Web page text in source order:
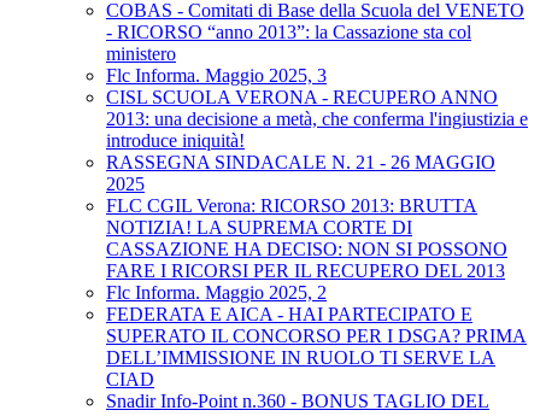
COBAS - Comitati di Base della Scuola del VENETO
- RICORSO “anno 2013”: la Cassazione sta col
ministero
Flc Informa. Maggio 2025, 3
CISL SCUOLA VERONA - RECUPERO ANNO
2013: una decisione a metà, che conferma l'ingiustizia e
introduce iniquità!
RASSEGNA SINDACALE N. 21 - 26 MAGGIO
2025
FLC CGIL Verona: RICORSO 2013: BRUTTA
NOTIZIA! LA SUPREMA CORTE DI
CASSAZIONE HA DECISO: NON SI POSSONO
FARE I RICORSI PER IL RECUPERO DEL 2013
Flc Informa. Maggio 2025, 2
FEDERATA E AICA - HAI PARTECIPATO E
SUPERATO IL CONCORSO PER I DSGA? PRIMA
DELL’IMMISSIONE IN RUOLO TI SERVE LA
CIAD
Snadir Info-Point n.360 - BONUS TAGLIO DEL